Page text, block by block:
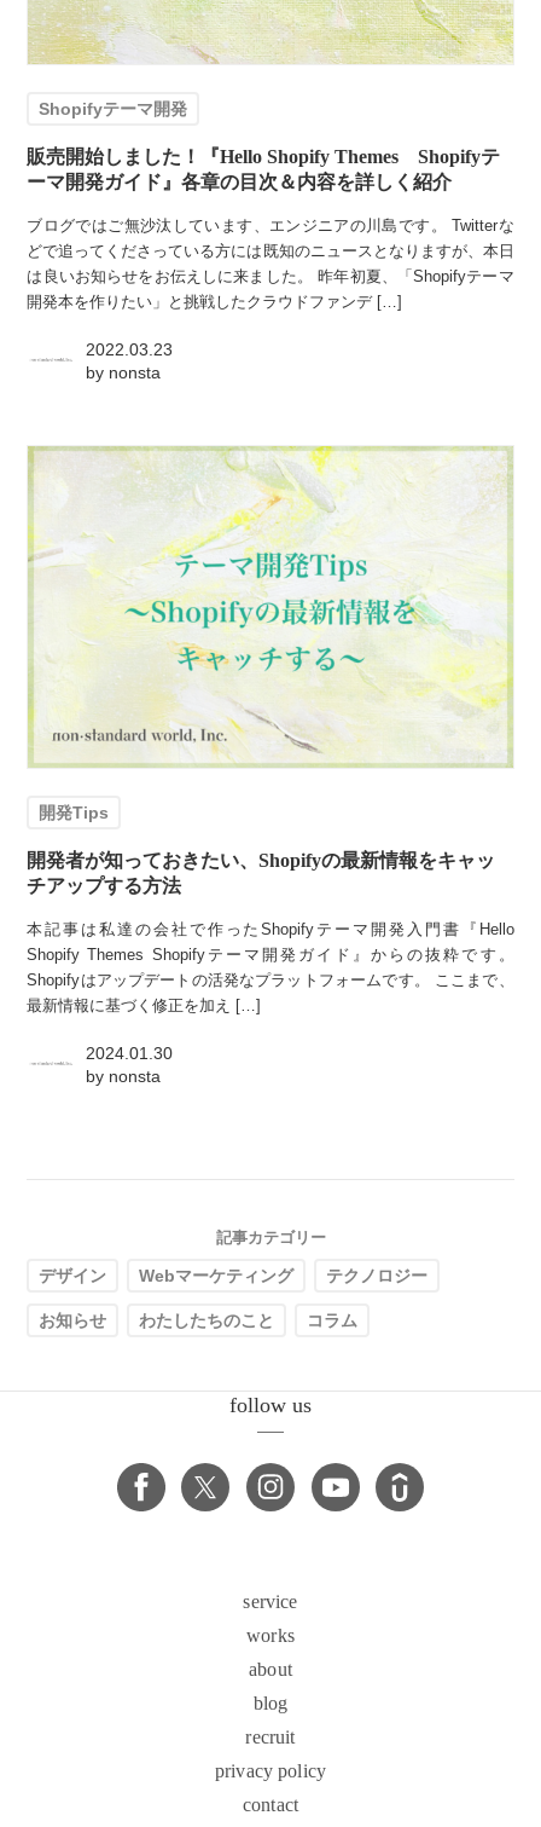
Shopifyテーマ開発
販売開始しました！『Hello Shopify Themes Shopifyテ
ーマ開発ガイド』各章の目次＆内容を詳しく紹介
ブログではご無沙汰しています、エンジニアの川島です。 Twitterな
どで追ってくださっている方には既知のニュースとなりますが、本日
は良いお知らせをお伝えしに来ました。 昨年初夏、「Shopifyテーマ
開発本を作りたい」と挑戦したクラウドファンデ […]
2022.03.23
by nonsta
開発Tips
開発者が知っておきたい、Shopifyの最新情報をキャッ
チアップする方法
本記事は私達の会社で作ったShopifyテーマ開発入門書『Hello
Shopify Themes Shopifyテーマ開発ガイド』からの抜粋です。
Shopifyはアップデートの活発なプラットフォームです。 ここまで、
最新情報に基づく修正を加え […]
2024.01.30
by nonsta
記事カテゴリー
デザイン Webマーケティング テクノロジー
お知らせ わたしたちのこと コラム
follow us
service
works
about
blog
recruit
privacy policy
contact